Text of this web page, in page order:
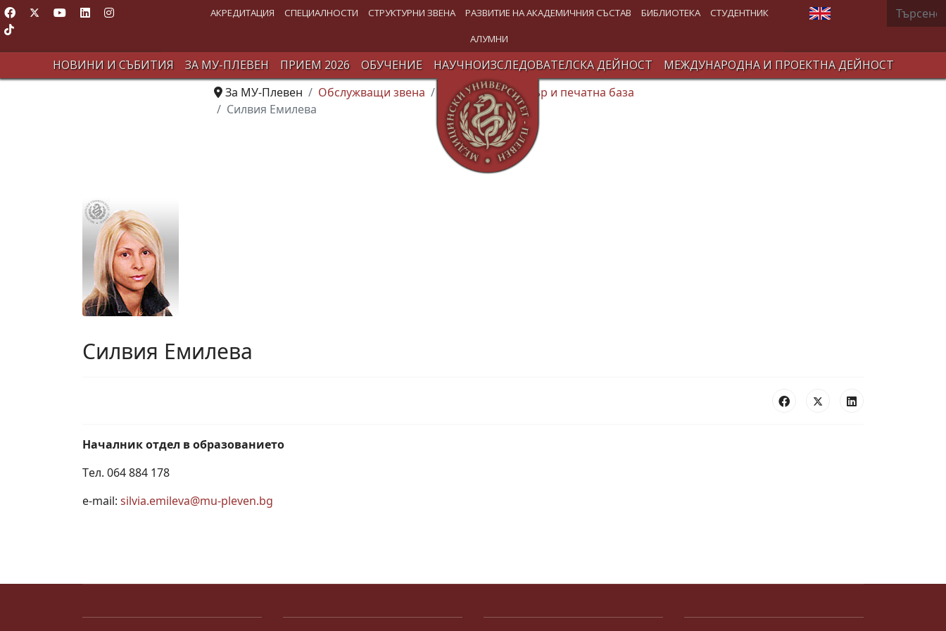
АКРЕДИТАЦИЯ СПЕЦИАЛНОСТИ СТРУКТУРНИ ЗВЕНА РАЗВИТИЕ НА АКАДЕМИЧНИЯ СЪСТАВ БИБЛИОТЕКА СТУДЕНТНИК
АЛУМНИ
Изберете език Търсене
НОВИНИ И СЪБИТИЯ ЗА МУ-ПЛЕВЕН ПРИЕМ 2026 ОБУЧЕНИЕ НАУЧНОИЗСЛЕДОВАТЕЛСКА ДЕЙНОСТ
МЕЖДУНАРОДНА И ПРОЕКТНА ДЕЙНОСТ
За МУ-Плевен
Обслужващи звена
Издателски център и печатна база
Силвия Емилева
Силвия Емилева
Началник отдел в образованието
Tел. 064 884 178
e-mail: silvia.emileva@mu-pleven.bg